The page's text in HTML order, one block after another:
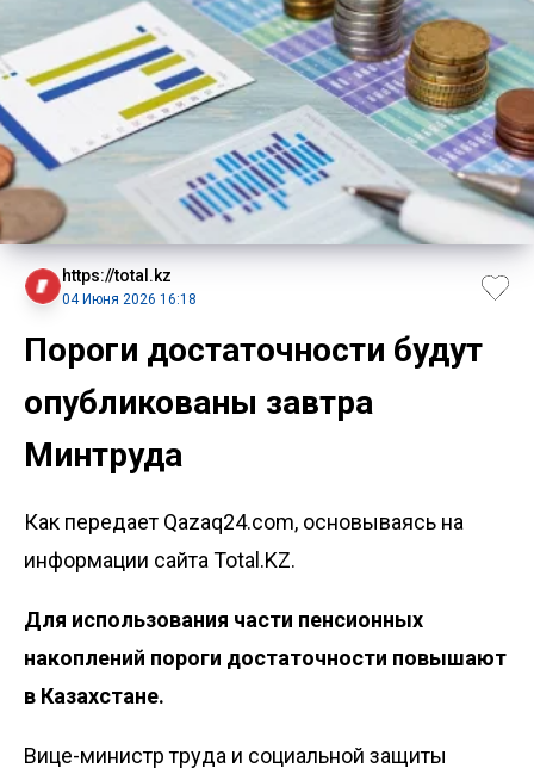
https://total.kz
04 Июня 2026 16:18
Пороги достаточности будут
опубликованы завтра
Минтруда
Как передает Qazaq24.com, основываясь на
информации сайта Total.KZ.
Для использования части пенсионных
накоплений пороги достаточности повышают
в Казахстане.
Вице-министр труда и социальной защиты